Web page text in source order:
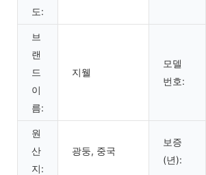
도:
브
랜
드
이
름:
지웰
모델
번호:
원
산
지:
광둥, 중국
보증
(년):